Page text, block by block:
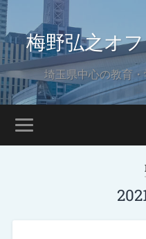
梅野弘之オ
埼玉県中心の教育